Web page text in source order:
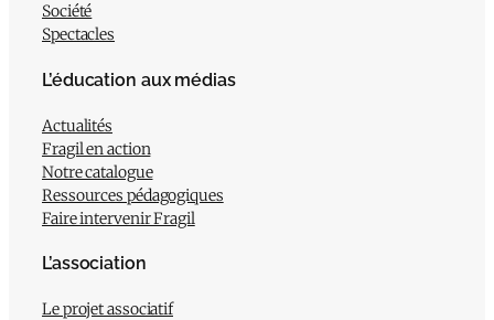
Société
Spectacles
L’éducation aux médias
Actualités
Fragil en action
Notre catalogue
Ressources pédagogiques
Faire intervenir Fragil
L’association
Le projet associatif